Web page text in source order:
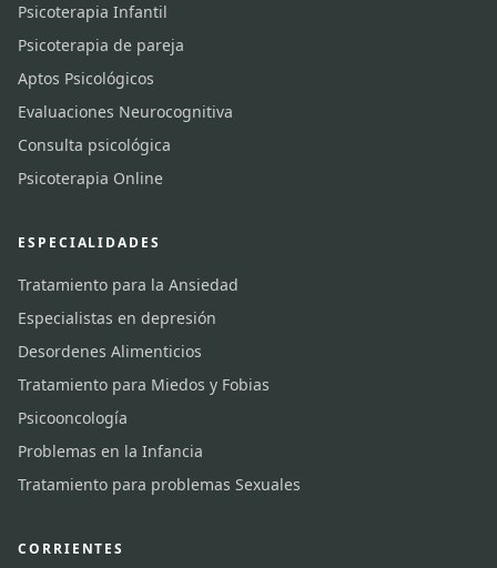
Psicoterapia Infantil
Psicoterapia de pareja
Aptos Psicológicos
Evaluaciones Neurocognitiva
Consulta psicológica
Psicoterapia Online
ESPECIALIDADES
Tratamiento para la Ansiedad
Especialistas en depresión
Desordenes Alimenticios
Tratamiento para Miedos y Fobias
Psicooncología
Problemas en la Infancia
Tratamiento para problemas Sexuales
CORRIENTES